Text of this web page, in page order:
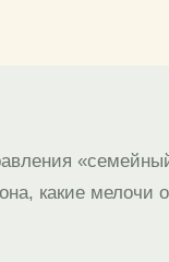
какие мелочи